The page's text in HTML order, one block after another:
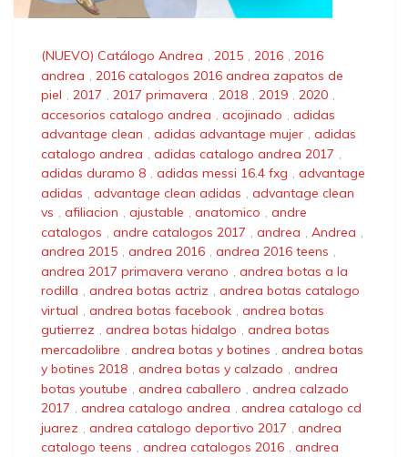
(NUEVO) Catálogo Andrea , 2015 , 2016 , 2016
andrea , 2016 catalogos 2016 andrea zapatos de
piel , 2017 , 2017 primavera , 2018 , 2019 , 2020 ,
accesorios catalogo andrea , acojinado , adidas
advantage clean , adidas advantage mujer , adidas
catalogo andrea , adidas catalogo andrea 2017 ,
adidas duramo 8 , adidas messi 16.4 fxg , advantage
adidas , advantage clean adidas , advantage clean
vs , afiliacion , ajustable , anatomico , andre
catalogos , andre catalogos 2017 , andrea , Andrea ,
andrea 2015 , andrea 2016 , andrea 2016 teens ,
andrea 2017 primavera verano , andrea botas a la
rodilla , andrea botas actriz , andrea botas catalogo
virtual , andrea botas facebook , andrea botas
gutierrez , andrea botas hidalgo , andrea botas
mercadolibre , andrea botas y botines , andrea botas
y botines 2018 , andrea botas y calzado , andrea
botas youtube , andrea caballero , andrea calzado
2017 , andrea catalogo andrea , andrea catalogo cd
juarez , andrea catalogo deportivo 2017 , andrea
catalogo teens , andrea catalogos 2016 , andrea